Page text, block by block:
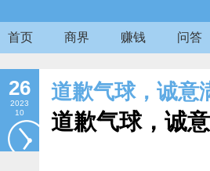
首页 商界 赚钱 问答
26
2023
10
道歉气球，诚意
道歉气球，诚